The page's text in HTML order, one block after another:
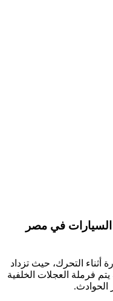
في مصر
أثناء التحرك، حيث تزداد
فرملة العجلات الخلفية